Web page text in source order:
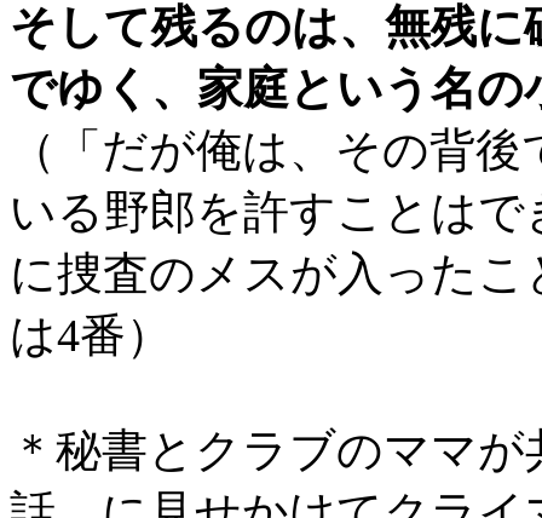
そして残るのは、無残
でゆく、家庭という名
（「だが俺は、その背
いる野郎を許すことは
に捜査のメスが入った
は4番）
＊秘書とクラブのママ